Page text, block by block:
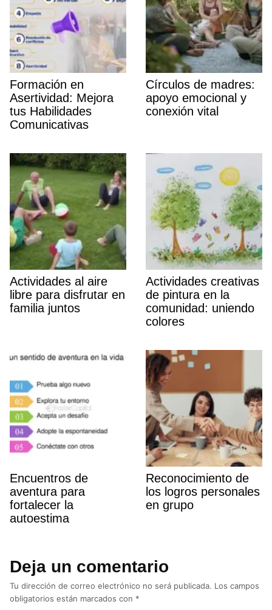
Formación en
Asertividad: Mejora
tus Habilidades
Comunicativas
Cí­rculos de madres:
apoyo emocional y
conexión vital
Actividades al aire
libre para disfrutar en
familia juntos
Actividades creativas
de pintura en la
comunidad: uniendo
colores
Encuentros de
aventura para
fortalecer la
autoestima
Reconocimiento de
los logros personales
en grupo
Deja un comentario
Tu dirección de correo electrónico no será publicada. Los campos
obligatorios están marcados con *